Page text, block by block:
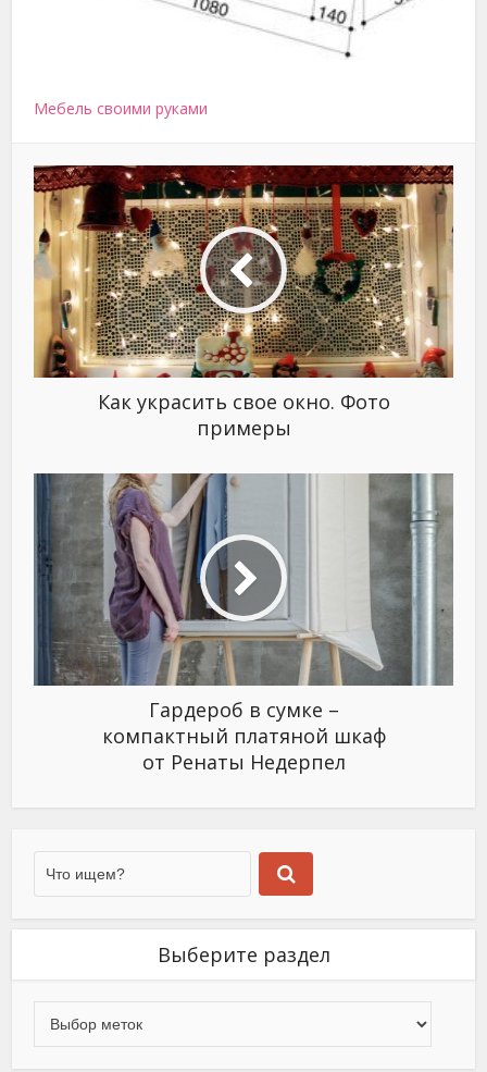
Мебель своими руками
Как украсить свое окно. Фото
примеры
Гардероб в сумке –
компактный платяной шкаф
от Ренаты Недерпел
Выберите раздел